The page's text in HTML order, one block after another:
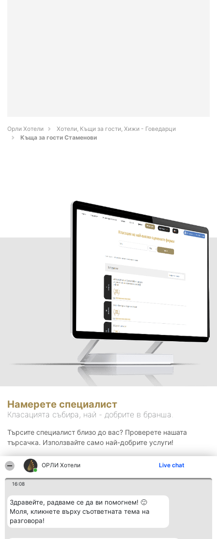
ОРЛИ Хотели Live chat
16:08
Здравейте, радваме се да ви помогнем! 🙂
Моля, кликнете върху съответната тема на
разговора!
Орли Хотели
Хотели, Къщи за гости, Хижи - Говедарци
Къща за гости Стаменови
Намерете специалист
Класацията събира, най - добрите в бранша.
Търсите специалист близо до вас? Проверете нашата
търсачка. Използвайте само най-добрите услуги!